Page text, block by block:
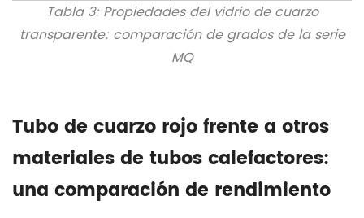
Tabla 3: Propiedades del vidrio de cuarzo
transparente: comparación de grados de la serie
MQ
Tubo de cuarzo rojo frente a otros
materiales de tubos calefactores:
una comparación de rendimiento